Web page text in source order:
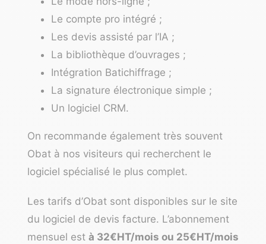
Le compte pro intégré ;
Les devis assisté par l’IA ;
La bibliothèque d’ouvrages ;
Intégration Batichiffrage ;
La signature électronique simple ;
Un logiciel CRM.
On recommande également très souvent
Obat à nos visiteurs qui recherchent le
logiciel spécialisé le plus complet.
Les tarifs d’Obat sont disponibles sur le site
du logiciel de devis facture. L’abonnement
mensuel est à 32€HT/mois ou 25€HT/mois